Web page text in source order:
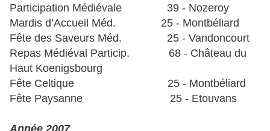
Participation Médiévale 39 - Nozeroy
Mardis d’Accueil Méd. 25 - Montbéliard
Fête des Saveurs Méd. 25 - Vandoncourt
Repas Médiéval Particip. 68 - Château du
Haut Koenigsbourg
Fête Celtique 25 - Montbéliard
Fête Paysanne 25 - Etouvans
Année 2007